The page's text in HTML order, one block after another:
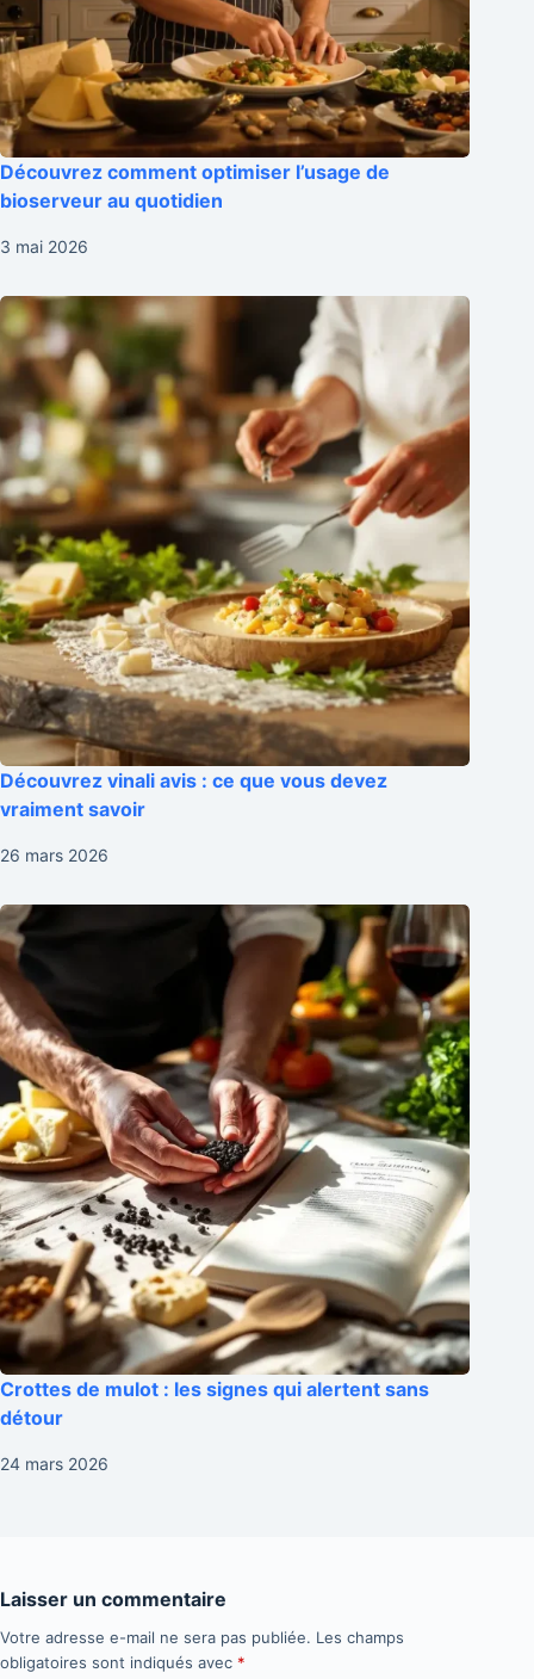
Découvrez comment optimiser l’usage de
bioserveur au quotidien
3 mai 2026
Découvrez vinali avis : ce que vous devez
vraiment savoir
26 mars 2026
Crottes de mulot : les signes qui alertent sans
détour
24 mars 2026
Laisser un commentaire
Votre adresse e-mail ne sera pas publiée. Les champs
obligatoires sont indiqués avec *